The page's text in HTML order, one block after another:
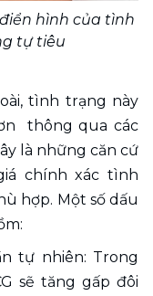
hình của tình
tự tiêu
tình trạng này
thông qua các
là những căn cứ
chính xác tình
hợp. Một số dấu
tự nhiên: Trong
sẽ tăng gấp đôi